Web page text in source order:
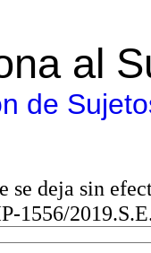
al
de
se deja sin
1556/